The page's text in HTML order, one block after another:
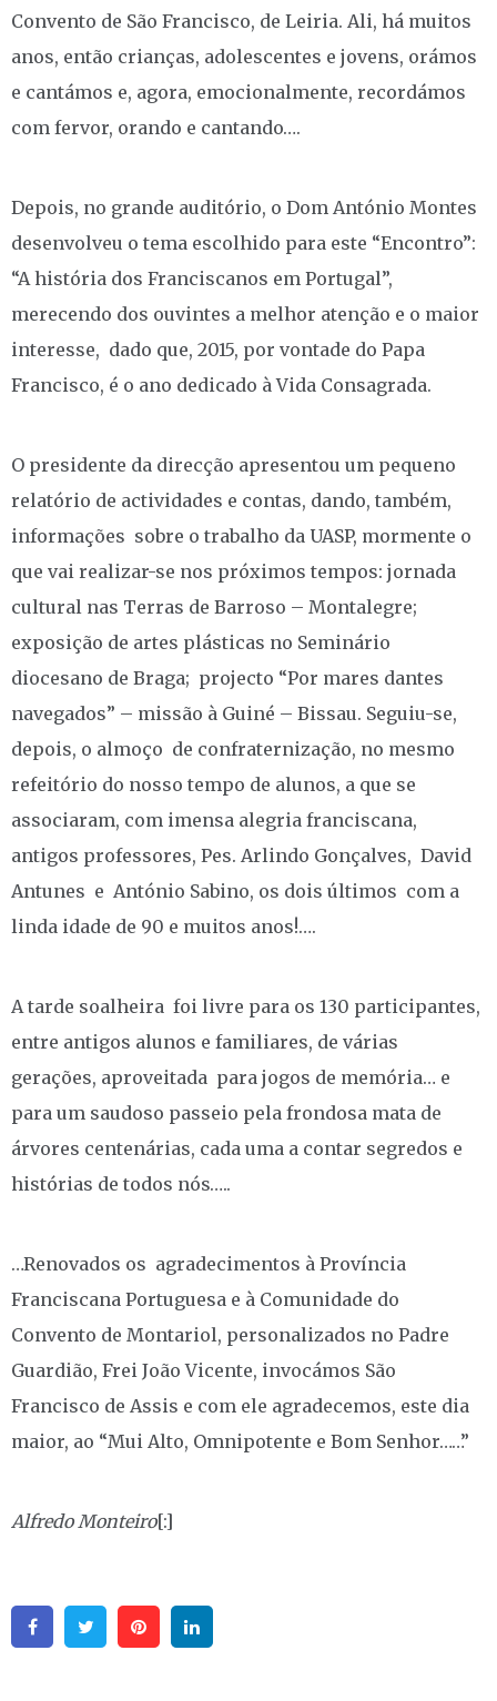
Convento de São Francisco, de Leiria. Ali, há muitos
anos, então crianças, adolescentes e jovens, orámos
e cantámos e, agora, emocionalmente, recordámos
com fervor, orando e cantando….
Depois, no grande auditório, o Dom António Montes
desenvolveu o tema escolhido para este “Encontro”:
“A história dos Franciscanos em Portugal”,
merecendo dos ouvintes a melhor atenção e o maior
interesse, dado que, 2015, por vontade do Papa
Francisco, é o ano dedicado à Vida Consagrada.
O presidente da direcção apresentou um pequeno
relatório de actividades e contas, dando, também,
informações sobre o trabalho da UASP, mormente o
que vai realizar-se nos próximos tempos: jornada
cultural nas Terras de Barroso – Montalegre;
exposição de artes plásticas no Seminário
diocesano de Braga; projecto “Por mares dantes
navegados” – missão à Guiné – Bissau. Seguiu-se,
depois, o almoço de confraternização, no mesmo
refeitório do nosso tempo de alunos, a que se
associaram, com imensa alegria franciscana,
antigos professores, Pes. Arlindo Gonçalves, David
Antunes e António Sabino, os dois últimos com a
linda idade de 90 e muitos anos!….
A tarde soalheira foi livre para os 130 participantes,
entre antigos alunos e familiares, de várias
gerações, aproveitada para jogos de memória… e
para um saudoso passeio pela frondosa mata de
árvores centenárias, cada uma a contar segredos e
histórias de todos nós…..
…Renovados os agradecimentos à Província
Franciscana Portuguesa e à Comunidade do
Convento de Montariol, personalizados no Padre
Guardião, Frei João Vicente, invocámos São
Francisco de Assis e com ele agradecemos, este dia
maior, ao “Mui Alto, Omnipotente e Bom Senhor……”
Alfredo Monteiro[:]
FacebookTwitter Pinterest